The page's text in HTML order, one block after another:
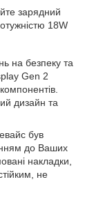
зарядний
18W
на безпеку та
Gen 2
дизайн та
був
до Ваших
накладки,
не